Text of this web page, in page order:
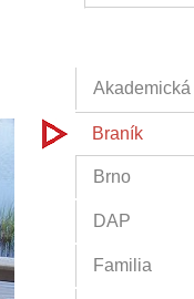
Akademická
Braník
Brno
DAP
Familia